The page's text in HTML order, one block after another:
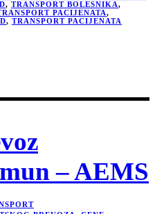
, TRANSPORT BOLESNIKA,
PACIJENATA,
, TRANSPORT PACIJENATA
– AEMS